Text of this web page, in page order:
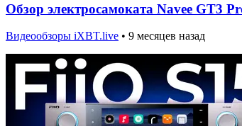
Обзор электросамоката Navee GT3
Видеообзоры iXBT.live • 9 месяцев назад